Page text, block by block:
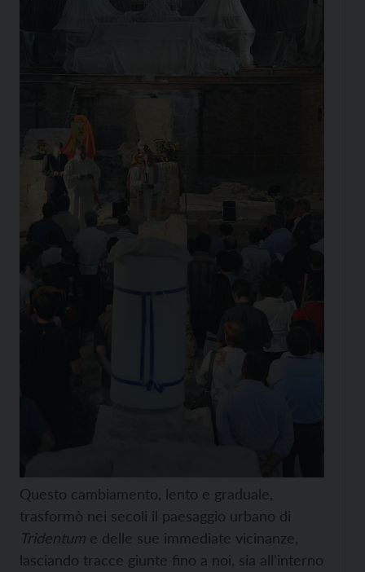
Questo cambiamento, lento e graduale,
trasformò nei secoli il paesaggio urbano di
Tridentum e delle sue immediate vicinanze,
lasciando tracce giunte fino a noi, sia all’interno